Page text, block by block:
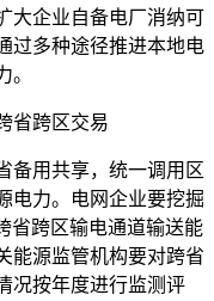
大企业自备电厂消纳可
过多种途径推进本地电
。
跨区交易
用共享，统一调用区
电力。电网企业要挖掘
省跨区输电通道输送能
能源监管机构要对跨省
况按年度进行监测评